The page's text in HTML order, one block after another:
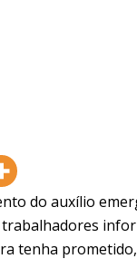
do auxílio
tenha